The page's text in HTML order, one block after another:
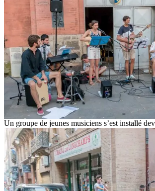
Un groupe de jeunes musiciens s’est installé